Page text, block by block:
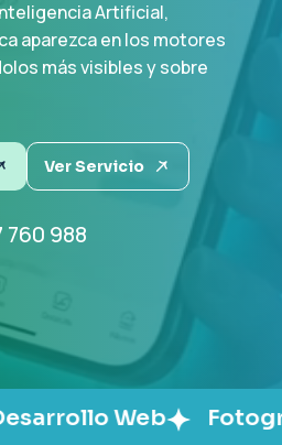
Artificial,
aparezca en los motores
más visibles y sobre
Ver Servicio
988
Ver Servicio
988
Ver Servicio
988
Ver Servicio
988
Ver Servicio
988
Ver Servicio
988
Web Fotografía